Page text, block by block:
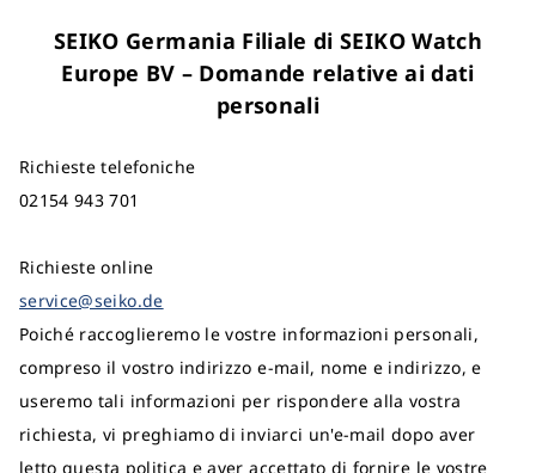
SEIKO Germania Filiale di SEIKO Watch
Europe BV – Domande relative ai dati
personali
Richieste telefoniche
02154 943 701
Richieste online
service@seiko.de
Poiché raccoglieremo le vostre informazioni personali,
compreso il vostro indirizzo e-mail, nome e indirizzo, e
useremo tali informazioni per rispondere alla vostra
richiesta, vi preghiamo di inviarci un'e-mail dopo aver
letto questa politica e aver accettato di fornire le vostre